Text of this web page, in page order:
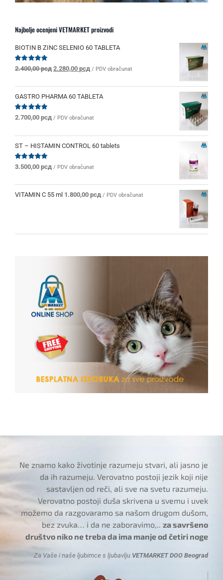
Najbolje ocenjeni VETMARKET proizvodi
BIOTIN B ZINC SELENIO 60 TABLETA
Ocenjeno
od 5
2.400,00рсд Originalna
je
bila:
2.280,00 рсд Trenutna
je:
2.280,00 рсд.
/ PDV obračunat
GASTRO PHARMA 60 TABLETA
Ocenjeno
od 5
2.700,00 рсд / PDV obračunat
ST – HISTAMIN CONTROL 60 tablets
Ocenjeno
od 5
3.500,00 рсд / PDV obračunat
VITAMIN C 55 ml 1.800,00 рсд / PDV obračunat
Ne znamo kako životinje razumeju stvari, ali jasno je
da ih razumeju. Verovatno postoji jezik koji nije
sastavljen od reči, ali sve na svetu razumeju.
Verovatno postoji duša skrivena u svemu i uvek
možemo da razgovaramo sa našom drugom dušom,
bez zvuka… i da ne zaboravimo,..za savršeno
društvo niko ne treba da ima manje od četiri noge
Za Vaše i naše ljubimce s ljubavlju VETMARKET DOO Beograd